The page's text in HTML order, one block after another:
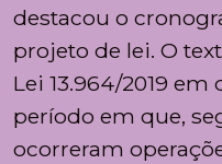
destacou o
projeto de lei. O
Lei 13.964/2019 em
período em que,
ocorreram